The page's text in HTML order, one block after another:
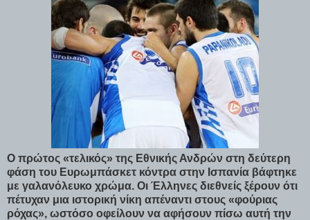
Ο πρώτος «τελικός» της Εθνικής Ανδρών στη δεύτερη
φάση του Ευρωμπάσκετ κόντρα στην Ισπανία βάφτηκε
με γαλανόλευκο χρώμα. Οι Έλληνες διεθνείς ξέρουν ότι
πέτυχαν μια ιστορική νίκη απέναντι στους «φούριας
ρόχας», ωστόσο οφείλουν να αφήσουν πίσω αυτή την